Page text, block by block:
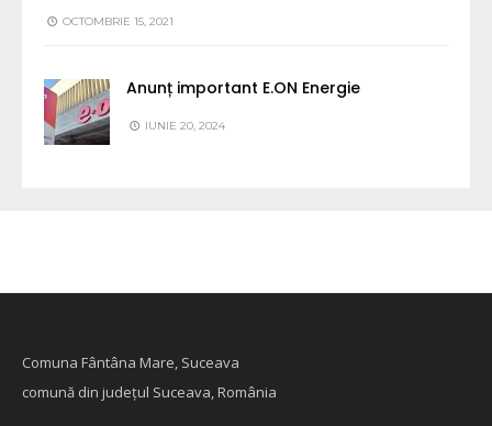
OCTOMBRIE 15, 2021
Anunț important E.ON Energie
IUNIE 20, 2024
Comuna Fântâna Mare, Suceava
comună din județul Suceava, România